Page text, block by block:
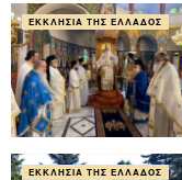
ΕΚΚΛΗΣΊΑ ΤΗΣ ΕΛΛΆΔΟΣ
ΕΚΚΛΗΣΊΑ ΤΗΣ ΕΛΛΆΔΟΣ